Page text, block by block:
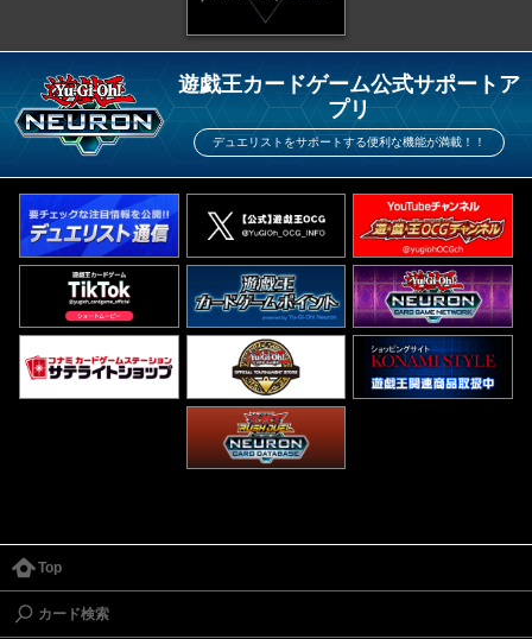
遊戯王カードゲーム公式サポートア
プリ
デュエリストをサポートする便利な機能が満載！！
Top
カード検索